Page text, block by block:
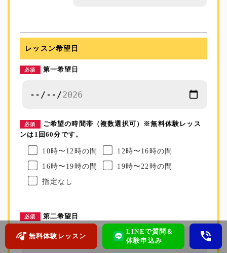
レッスン希望日
必須 第一希望日
必須
ご希望の時間帯（複数選択可）※無料体験レッス
ンは1回60分です。
10時〜12時の間
12時〜16時の間
16時〜19時の間
19時〜22時の間
指定なし
必須 第二希望日
無料体験レッスン
LINEで質問＆
体験申込み